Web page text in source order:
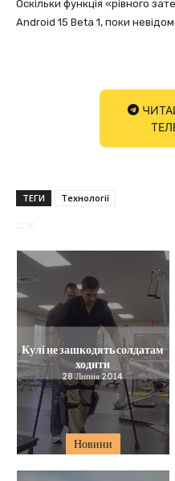
Оскільки функція «рівного
Android 15 Beta 1, поки
ТЕГИ Технології
Новини
Кулі не зашкодять солдатам
ходити
28 Липня 2014